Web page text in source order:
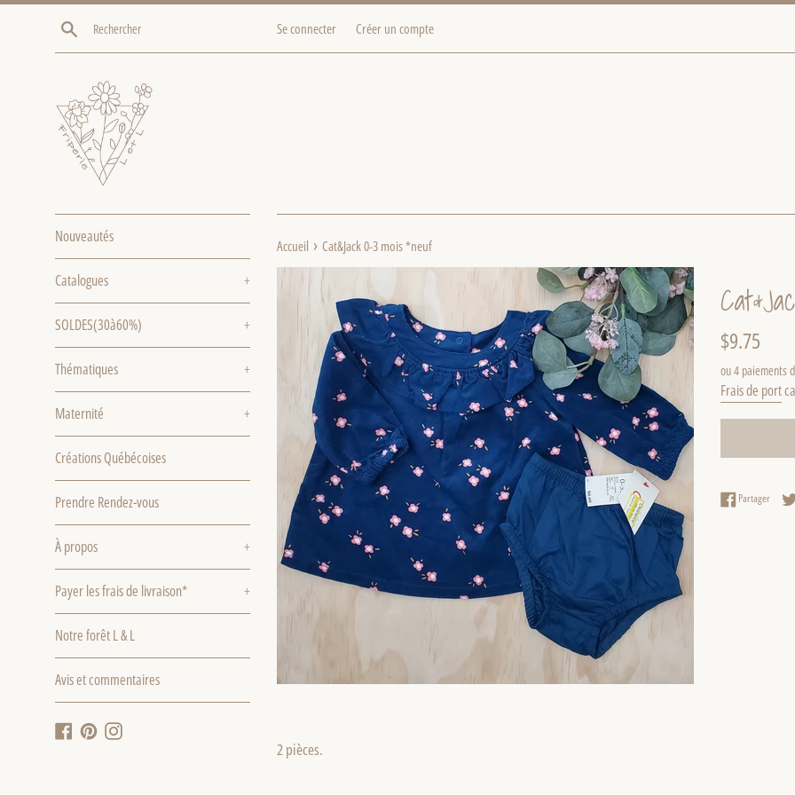
Passer
Recherche Se connecter Créer un compte
Nouveautés
Catalogues +
SOLDES(30à60%) +
Thématiques +
Maternité +
Créations Québécoises
Prendre Rendez-vous
À propos +
Payer les frais de livraison* +
Notre forêt L & L
Avis et commentaires
Facebook
PinterestInstagram
Accueil › Cat&Jack 0-3 mois *neuf
Prix
$9.75
ou 4 paiements
Frais de port
Partager
2 pièces.